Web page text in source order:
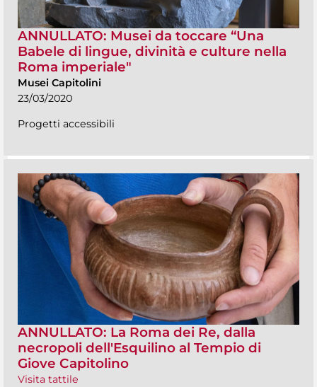
ANNULLATO: Musei da toccare “Una
Babele di lingue, divinità e culture nella
Roma imperiale"
Musei Capitolini
23/03/2020
Progetti accessibili
ANNULLATO: La Roma dei Re, dalla
necropoli dell'Esquilino al Tempio di
Giove Capitolino
Visita tattile